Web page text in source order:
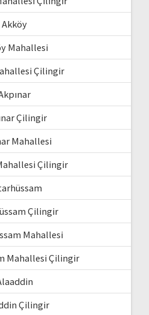
Akköy
Mahallesi
Çilingir
Çilingir
Mahallesi
Çilingir
Çilingir
Mahallesi
Mahallesi Çilingir
Çilingir